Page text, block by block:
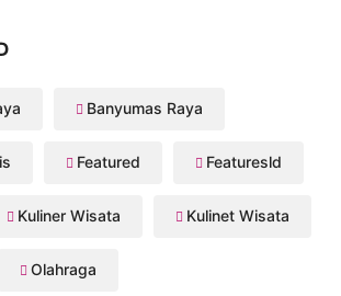
Banyumas Raya
Featured Featuresld
Kuliner Wisata Kulinet Wisata
Olahraga